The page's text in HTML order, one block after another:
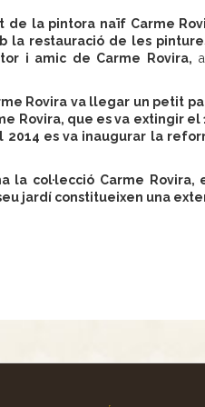
de la pintora naïf Carme
la restauració de les
i amic de Carme Rovira,
Rovira va llegar un petit
Rovira, que es va extingir el
2014 es va inaugurar la
col·lecció Carme Rovira,
jardí constitueixen una